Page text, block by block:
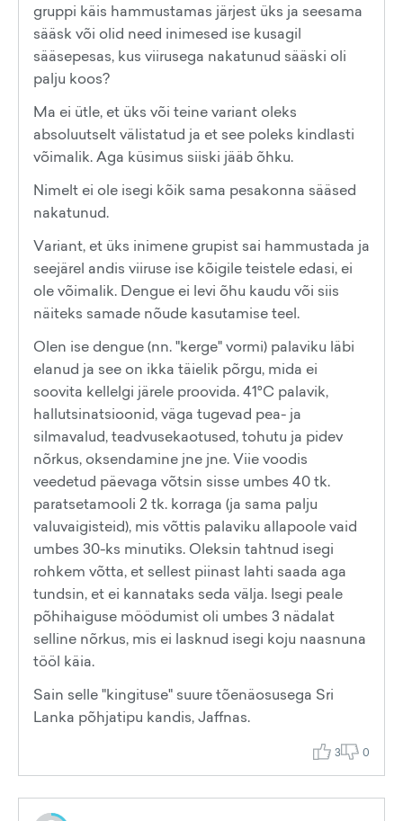
gruppi käis hammustamas järjest üks ja seesama
sääsk või olid need inimesed ise kusagil
sääsepesas, kus viirusega nakatunud sääski oli
palju koos?
Ma ei ütle, et üks või teine variant oleks
absoluutselt välistatud ja et see poleks kindlasti
võimalik. Aga küsimus siiski jääb õhku.
Nimelt ei ole isegi kõik sama pesakonna sääsed
nakatunud.
Variant, et üks inimene grupist sai hammustada ja
seejärel andis viiruse ise kõigile teistele edasi, ei
ole võimalik. Dengue ei levi õhu kaudu või siis
näiteks samade nõude kasutamise teel.
Olen ise dengue (nn. "kerge" vormi) palaviku läbi
elanud ja see on ikka täielik põrgu, mida ei
soovita kellelgi järele proovida. 41°C palavik,
hallutsinatsioonid, väga tugevad pea- ja
silmavalud, teadvusekaotused, tohutu ja pidev
nõrkus, oksendamine jne jne. Viie voodis
veedetud päevaga võtsin sisse umbes 40 tk.
paratsetamooli 2 tk. korraga (ja sama palju
valuvaigisteid), mis võttis palaviku allapoole vaid
umbes 30-ks minutiks. Oleksin tahtnud isegi
rohkem võtta, et sellest piinast lahti saada aga
tundsin, et ei kannataks seda välja. Isegi peale
põhihaiguse möödumist oli umbes 3 nädalat
selline nõrkus, mis ei lasknud isegi koju naasnuna
tööl käia.
Sain selle "kingituse" suure tõenäosusega Sri
Lanka põhjatipu kandis, Jaffnas.
3 0